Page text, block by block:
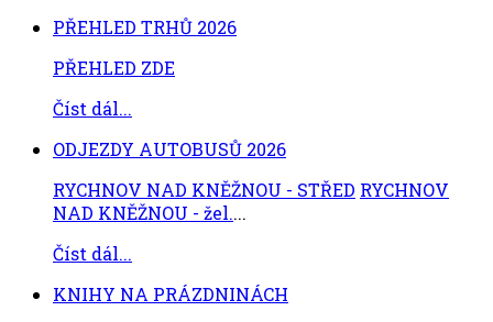
PŘEHLED TRHŮ 2026
PŘEHLED ZDE
Číst dál...
ODJEZDY AUTOBUSŮ 2026
RYCHNOV NAD KNĚŽNOU - STŘED RYCHNOV
NAD KNĚŽNOU - žel....
Číst dál...
KNIHY NA PRÁZDNINÁCH